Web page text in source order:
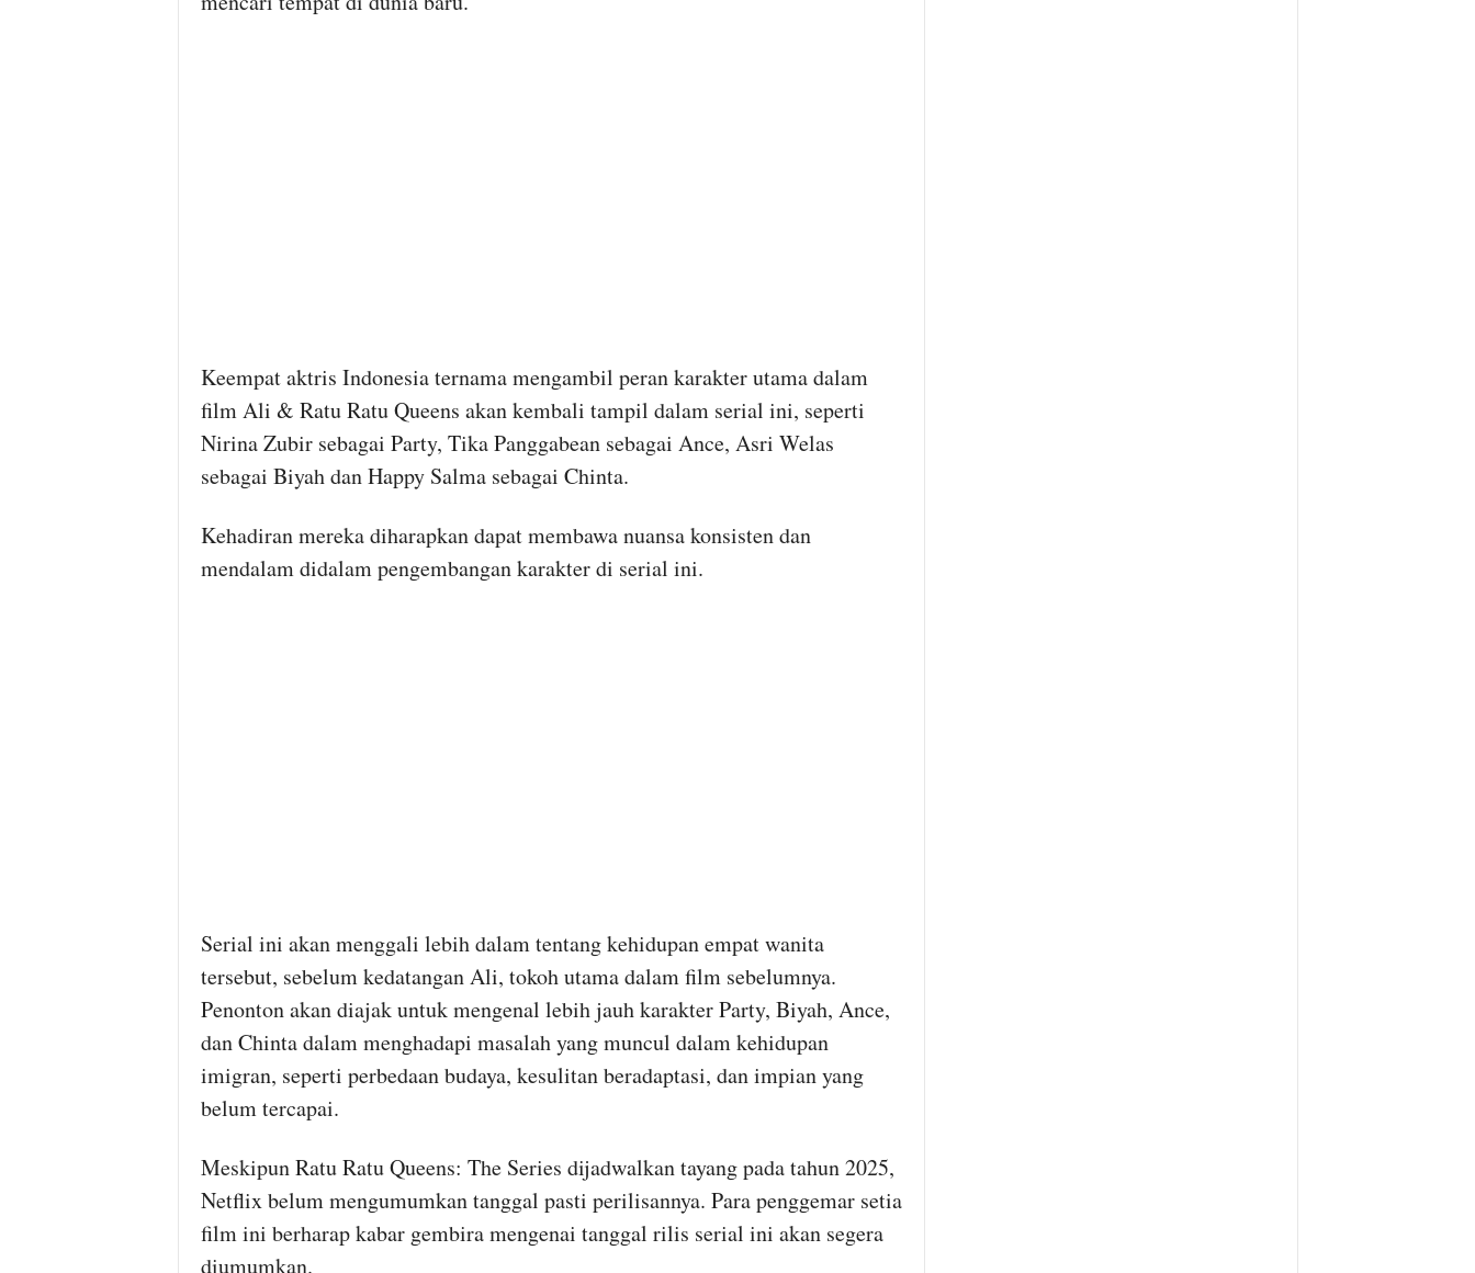
Keempat aktris Indonesia ternama mengambil peran karakter utama dalam
film Ali & Ratu Ratu Queens akan kembali tampil dalam serial ini, seperti
Nirina Zubir sebagai Party, Tika Panggabean sebagai Ance, Asri Welas
sebagai Biyah dan Happy Salma sebagai Chinta.
Kehadiran mereka diharapkan dapat membawa nuansa konsisten dan
mendalam didalam pengembangan karakter di serial ini.
Serial ini akan menggali lebih dalam tentang kehidupan empat wanita
tersebut, sebelum kedatangan Ali, tokoh utama dalam film sebelumnya.
Penonton akan diajak untuk mengenal lebih jauh karakter Party, Biyah, Ance,
dan Chinta dalam menghadapi masalah yang muncul dalam kehidupan
imigran, seperti perbedaan budaya, kesulitan beradaptasi, dan impian yang
belum tercapai.
Meskipun Ratu Ratu Queens: The Series dijadwalkan tayang pada tahun 2025,
Netflix belum mengumumkan tanggal pasti perilisannya. Para penggemar setia
film ini berharap kabar gembira mengenai tanggal rilis serial ini akan segera
diumumkan.